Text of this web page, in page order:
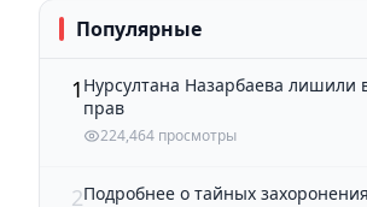
Популярные
1 Нурсултана Назарбаева лишили
прав
224,464 просмотры
2Подробнее о тайных